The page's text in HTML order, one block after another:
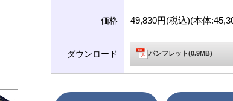
価格 49,830円(税込)(本体
ダウンロード パンフレット(0.9MB)